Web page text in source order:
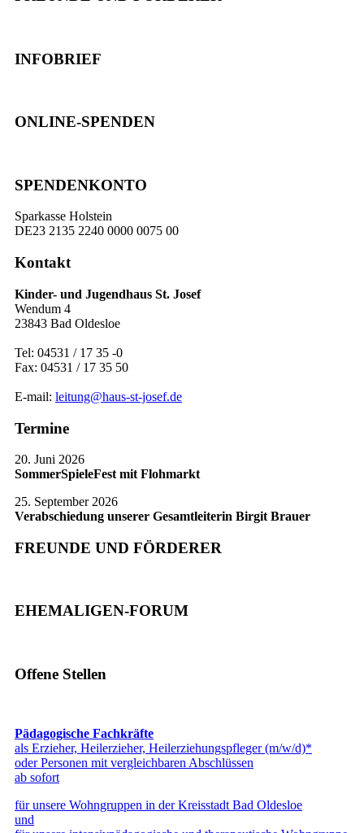
INFOBRIEF
ONLINE-SPENDEN
SPENDENKONTO
Sparkasse Holstein
DE23 2135 2240 0000 0075 00
Kontakt
Kinder- und Jugendhaus St. Josef
Wendum 4
23843 Bad Oldesloe
Tel: 04531 / 17 35 -0
Fax: 04531 / 17 35 50
E-mail: leitung@haus-st-josef.de
Termine
20. Juni 2026
SommerSpieleFest mit Flohmarkt
25. September 2026
Verabschiedung unserer Gesamtleiterin Birgit Brauer
FREUNDE UND FÖRDERER
EHEMALIGEN-FORUM
Offene Stellen
Pädagogische Fachkräfte
als Erzieher, Heilerzieher, Heilerziehungspfleger (m/w/d)*
oder Personen mit vergleichbaren Abschlüssen
ab sofort
für unsere Wohngruppen in der Kreisstadt Bad Oldesloe
und